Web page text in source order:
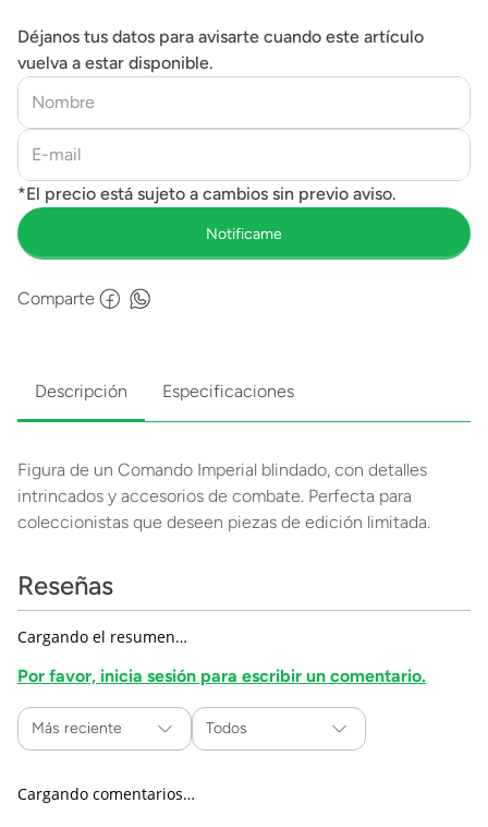
Déjanos tus datos para avisarte cuando este artículo
vuelva a estar disponible.
Comparte
Descripción Especificaciones
Figura de un Comando Imperial blindado, con detalles
intrincados y accesorios de combate. Perfecta para
coleccionistas que deseen piezas de edición limitada.
Reseñas
Cargando el resumen…
Por favor, inicia sesión para escribir un comentario.
Más reciente Todos
Cargando comentarios…